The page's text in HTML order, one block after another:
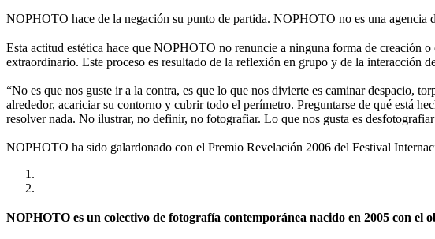
NOPHOTO hace de la negación su punto de partida. NOPHOTO no es una
Esta actitud estética hace que NOPHOTO no renuncie a ninguna forma de creación
extraordinario. Este proceso es resultado de la reflexión en grupo y de la interacción
“No es que nos guste ir a la contra, es que lo que nos divierte es caminar despacio,
alrededor, acariciar su contorno y cubrir todo el perímetro. Preguntarse de qué está
resolver nada. No ilustrar, no definir, no fotografiar. Lo que nos gusta es
NOPHOTO ha sido galardonado con el Premio Revelación 2006 del Festival
NOPHOTO es un colectivo de fotografía contemporánea nacido en 2005 con el